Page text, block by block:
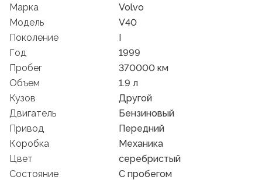
Марка
Volvo
Модель
V40
Поколение
I
Год
1999
Пробег
370000 км
Объем
1.9 л
Кузов
Другой
Двигатель
Бензиновый
Привод
Передний
Коробка
Механика
Цвет
серебристый
Состояние
C пробегом